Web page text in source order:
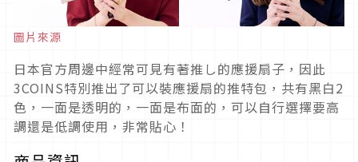
圖片來源
日本官方周邊中經常可見有著推し的應援扇子，因此
3COINS特別推出了可以裝應援扇的推特包，共有黑白2
色，一面是透明的，一面是布面的，可以自行選擇要高
調還是低調使用，非常貼心！